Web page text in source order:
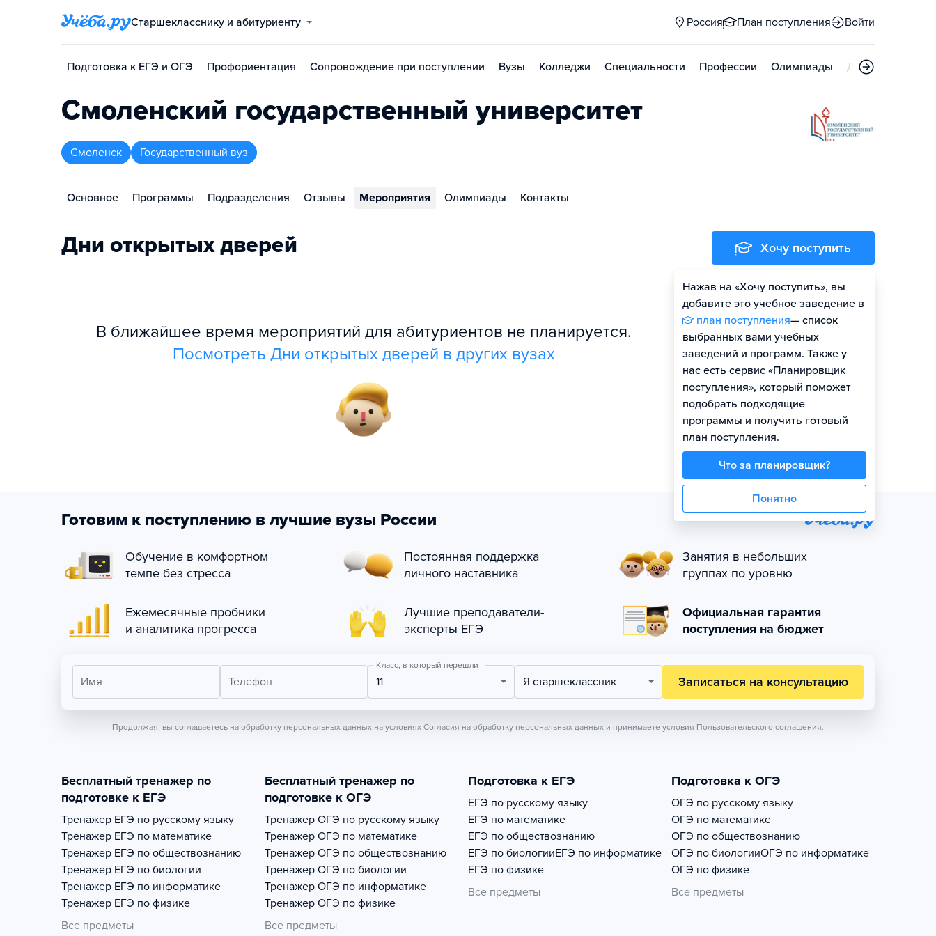
Старшекласснику и абитуриенту Россия План поступления Войти
Подготовка к ЕГЭ и ОГЭ Профориентация Сопровождение при поступлении Вузы Колледжи Специальности Профессии Олимпиады Дни открытых
Смоленский государственный университет
Смоленск Государственный вуз
Основное Программы Подразделения Отзывы Мероприятия Олимпиады Контакты
Дни открытых дверей
В ближайшее время мероприятий для абитуриентов не планируется.
Посмотреть Дни открытых дверей в других вузах
Хочу поступить
Нажав на «Хочу поступить», вы
добавите это учебное заведение в
план поступления— список
выбранных вами учебных
заведений и программ. Также у
нас есть сервис «Планировщик
поступления», который поможет
подобрать подходящие
программы и получить готовый
план поступления.
Что за планировщик?
Понятно
Оценить шансы
Готовим к поступлению в лучшие вузы России
Обучение в комфортном
темпе без стресса
Постоянная поддержка
личного наставника
Занятия в небольших
группах по уровню
Ежемесячные пробники
и аналитика прогресса
Лучшие преподаватели-
эксперты ЕГЭ
Официальная гарантия
поступления на бюджет
Имя Телефон
Класс, в который перешли
11 Я старшеклассник Записаться на консультацию
Продолжая, вы соглашаетесь на обработку персональных данных на условиях Согласия на обработку персональных данных и принимаете условия Пользовательского соглашения.
Бесплатный тренажер по
подготовке к ЕГЭ
Тренажер ЕГЭ по русскому языку
Тренажер ЕГЭ по математике
Тренажер ЕГЭ по обществознанию
Тренажер ЕГЭ по биологии
Тренажер ЕГЭ по информатике
Тренажер ЕГЭ по физике
Все предметы
Бесплатный тренажер по
подготовке к ОГЭ
Тренажер ОГЭ по русскому языку
Тренажер ОГЭ по математике
Тренажер ОГЭ по обществознанию
Тренажер ОГЭ по биологии
Тренажер ОГЭ по информатике
Тренажер ОГЭ по физике
Все предметы
Подготовка к ЕГЭ
ЕГЭ по русскому языку
ЕГЭ по математике
ЕГЭ по обществознанию
ЕГЭ по биологииЕГЭ по информатике
ЕГЭ по физике
Все предметы
Подготовка к ОГЭ
ОГЭ по русскому языку
ОГЭ по математике
ОГЭ по обществознанию
ОГЭ по биологииОГЭ по информатике
ОГЭ по физике
Все предметы